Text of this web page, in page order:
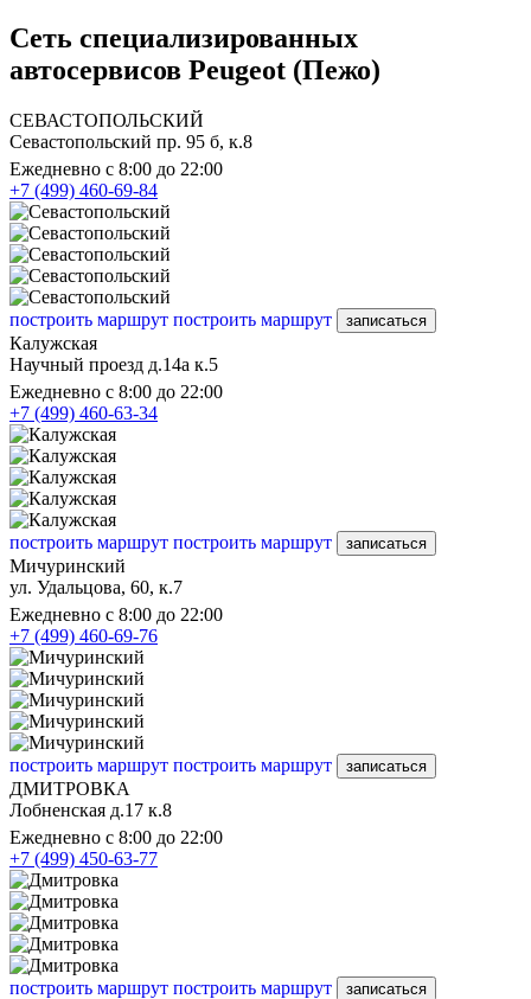
Сеть специализированных
автосервисов Peugeot (Пежо)
СЕВАСТОПОЛЬСКИЙ
Севастопольский пр. 95 б, к.8
Ежедневно с 8:00 до 22:00
+7 (499) 460-69-84
построить маршрут построить маршрут записаться
Калужская
Научный проезд д.14а к.5
Ежедневно с 8:00 до 22:00
+7 (499) 460-63-34
построить маршрут построить маршрут записаться
Мичуринский
ул. Удальцова, 60, к.7
Ежедневно с 8:00 до 22:00
+7 (499) 460-69-76
построить маршрут построить маршрут записаться
ДМИТРОВКА
Лобненская д.17 к.8
Ежедневно с 8:00 до 22:00
+7 (499) 450-63-77
построить маршрут построить маршрут записаться